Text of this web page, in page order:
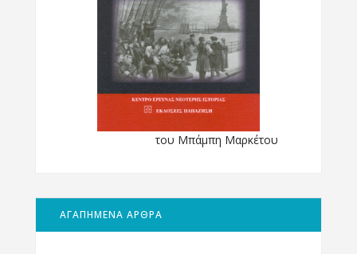
του Μπάμπη Μαρκέτου
ΑΓΑΠΗΜΕΝΑ ΑΡΘΡΑ